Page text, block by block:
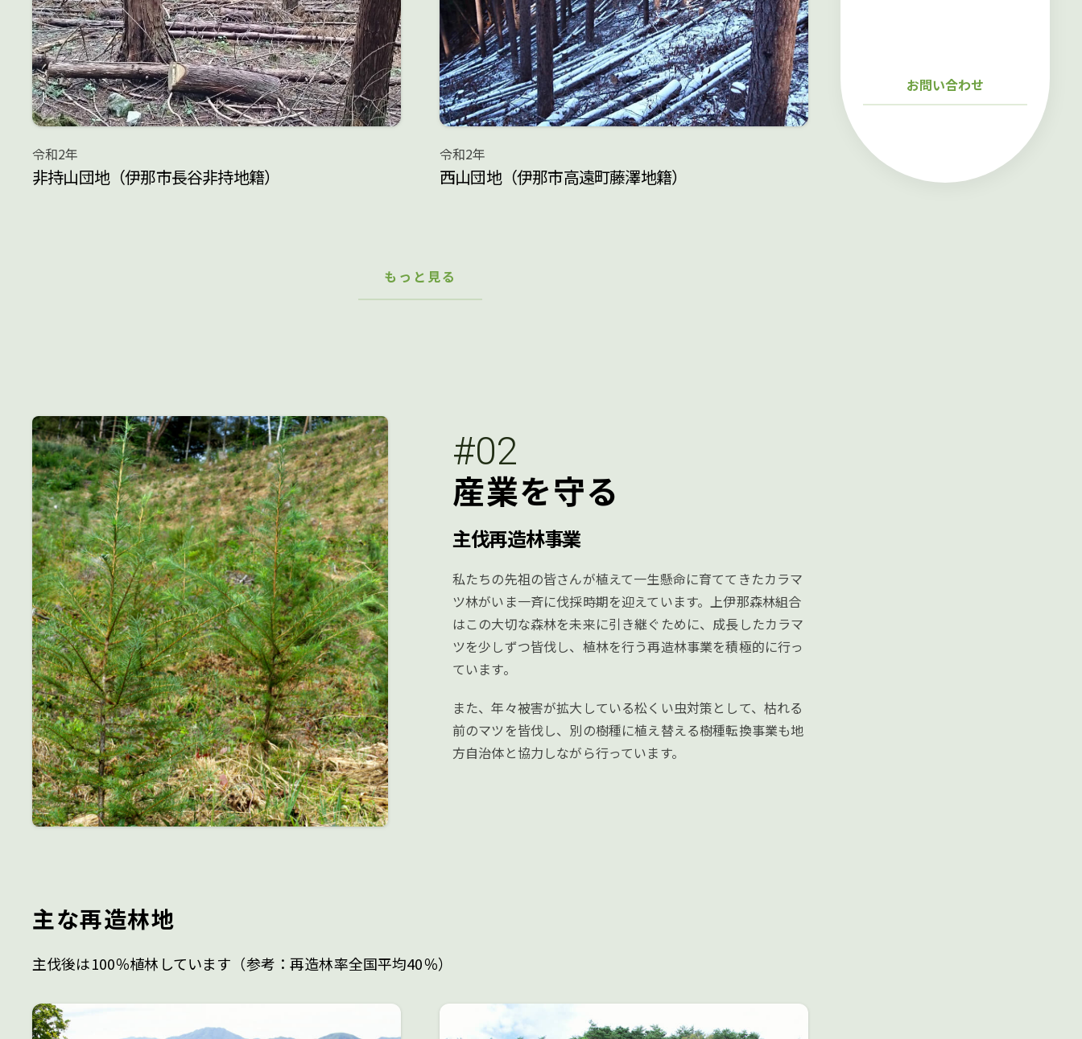
お問い合わせ
令和2年
非持山団地（伊那市長谷非持地籍）
令和2年
西山団地（伊那市高遠町藤澤地籍）
もっと見る
#02
産業を守る
主伐再造林事業
私たちの先祖の皆さんが植えて一生懸命に育ててきたカラマ
ツ林がいま一斉に伐採時期を迎えています。上伊那森林組合
はこの大切な森林を未来に引き継ぐために、成長したカラマ
ツを少しずつ皆伐し、植林を行う再造林事業を積極的に行っ
ています。
また、年々被害が拡大している松くい虫対策として、枯れる
前のマツを皆伐し、別の樹種に植え替える樹種転換事業も地
方自治体と協力しながら行っています。
主な再造林地
主伐後は100％植林しています（参考：再造林率全国平均40％）